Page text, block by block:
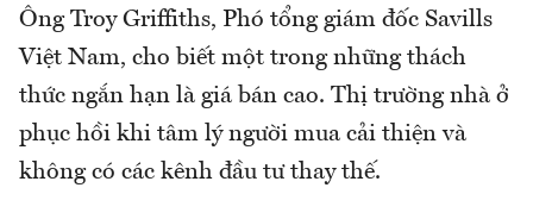
Ông Troy Griffiths, Phó tổng giám đốc Savills
Việt Nam, cho biết một trong những thách
thức ngắn hạn là giá bán cao. Thị trường nhà ở
phục hồi khi tâm lý người mua cải thiện và
không có các kênh đầu tư thay thế.